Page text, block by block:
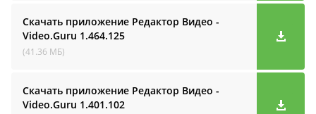
Скачать приложение Редактор Видео -
Video.Guru 1.464.125
(41.36 МБ)
Скачать приложение Редактор Видео -
Video.Guru 1.401.102